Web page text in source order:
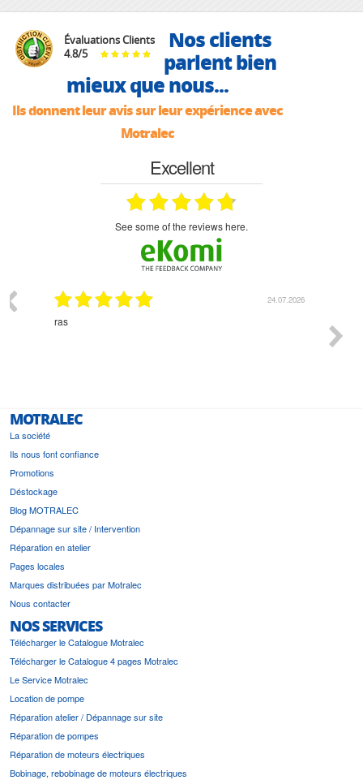
Évaluations Clients
4.8/5
Nos clients
parlent bien
mieux que nous...
Ils donnent leur avis sur leur expérience avec
Motralec
Excellent
see some of the reviews here.
24.07.2026
ras
MOTRALEC
La société
Ils nous font confiance
Promotions
Déstockage
Blog MOTRALEC
Dépannage sur site / Intervention
Réparation en atelier
Pages locales
Marques distribuées par Motralec
Nous contacter
NOS SERVICES
Télécharger le Catalogue Motralec
Télécharger le Catalogue 4 pages Motralec
Le Service Motralec
Location de pompe
Réparation atelier / Dépannage sur site
Réparation de pompes
Réparation de moteurs électriques
Bobinage, rebobinage de moteurs électriques